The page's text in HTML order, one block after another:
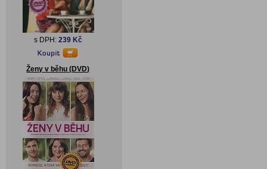
s DPH: 239 Kč
Ženy v běhu (DVD)